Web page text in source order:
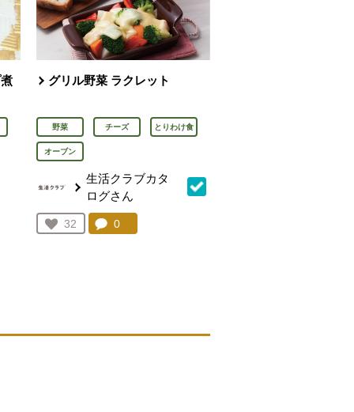
グリル野菜 ラクレット
野菜 チーズ とりわけ食
オーブン
生活クラブカタ
ログさん
お気に入り登録：
32
人が登録
コメント：
0件。コメントを見る。